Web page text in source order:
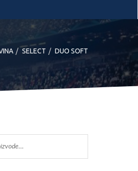
SELECT DUO SOFT